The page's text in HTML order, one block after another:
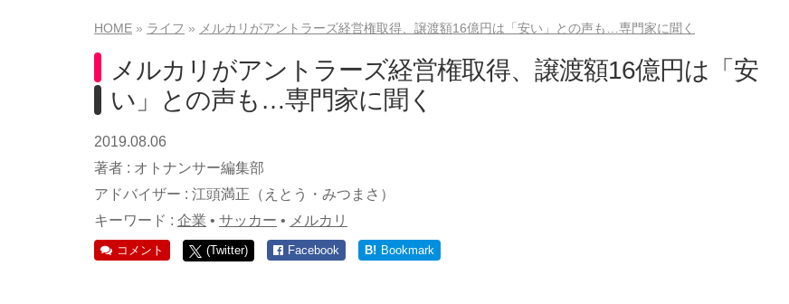
HOME ライフ メルカリがアントラーズ経営権取得、譲渡額16億円は「安い」との声も…専門家に聞く
メルカリがアントラーズ経営権取得、譲渡額16億円は「安
い」との声も…専門家に聞く
2019.08.06
著者 : オトナンサー編集部
アドバイザー : 江頭満正（えとう・みつまさ）
キーワード : 企業 • サッカー • メルカリ
コメント (Twitter) Facebook B! Bookmark